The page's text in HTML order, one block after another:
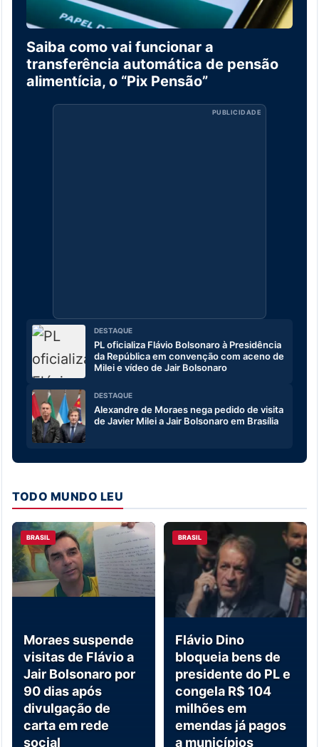
Saiba como vai funcionar a
transferência automática de pensão
alimentícia, o “Pix Pensão”
PUBLICIDADE
DESTAQUE
PL oficializa Flávio Bolsonaro à Presidência
da República em convenção com aceno de
Milei e vídeo de Jair Bolsonaro
DESTAQUE
Alexandre de Moraes nega pedido de visita
de Javier Milei a Jair Bolsonaro em Brasília
TODO MUNDO LEU
BRASIL
Moraes suspende
visitas de Flávio a
Jair Bolsonaro por
90 dias após
divulgação de
carta em rede
social
BRASIL
Flávio Dino
bloqueia bens de
presidente do PL e
congela R$ 104
milhões em
emendas já pagos
a municípios